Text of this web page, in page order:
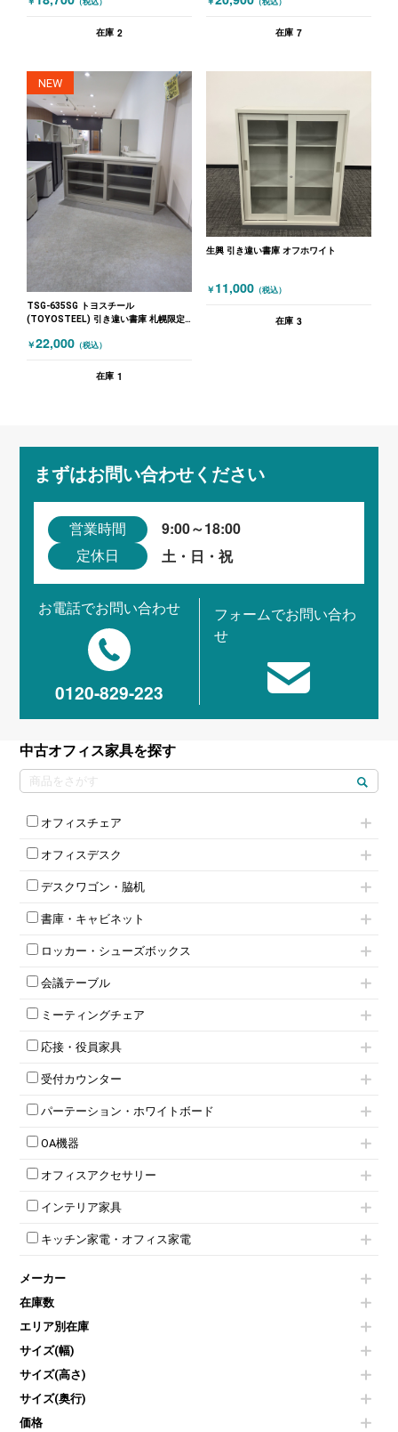
在庫 2 在庫 7
NEW
TSG-635SG トヨスチール
(TOYOSTEEL) 引き違い書庫 札幌限定
￥22,000 （税込）
在庫 1
生興 引き違い書庫 オフホワイト
￥ 11,000 （税込）
在庫 3
まずはお問い合わせください
営業時間 9:00～18:00
定休日 土・日・祝
お電話でお問い合わせ
0120-829-223
フォームでお問い合わ
せ
中古オフィス家具を探す
オフィスチェア
肘付きチェア
肘無しチェア
役員チェア
オフィスチェアその他
オフィスデスク
片袖机
フリーアドレスデスク（ベンチデスク）
昇降デスク
両袖机
デスクワゴン・脇机
インワゴン2段
インワゴン3段
脇机
書庫・キャビネット
ハイキャビネット
ローキャビネット
両開きキャビネット
上下連結キャビネット
軽量ラック（スチールラック）
収納家具その他
両開書庫
ラテラル書庫
ロッカー・シューズボックス
1人用ロッカー
2人用ロッカー
3人用ロッカー
5人用ロッカー
8人用ロッカー
多人数ロッカー
ダイヤル錠ロッカー
ダイヤル錠ロッカー
ワードローブ・クローゼット
会議テーブル
ミーティングテーブル
スタッキングテーブル
ネスティングテーブル
カウンターテーブル
T字脚テーブル
会議テーブルW1200～
会議テーブルW1800～
平行スタックテーブル
会議テーブルその他
ミーティングチェア
キャスター付きミーティングチェア
スタッキングミーティングチェア
テーブル付きミーティングチェア
折りたたみミーティングチェア
ハイチェア
ミーティングチェアその他
応接・役員家具
応接セット
応接ソファ
応接チェア
応接・役員家具その他
受付カウンター
ハイカウンター
ローカウンター
ラウンジカウンター
パーテーション・ホワイトボード
パーテーション
自立タイプパーテーション
パーテーションその他
壁掛けホワイトボード
ホワイトボードその他
OA機器
電話機（ビジネスフォン）
シュレッダー
スクリーン
その他OA機器
オフィスアクセサリー
チェア用台車
演台・講演台・演説台
防音パネル
コートハンガー・ポールハンガー
傘立て
食器棚・キッチンキャビネット
カタログスタンド
オフィスアクセサリーその他
インテリア家具
モールドチェア
ダイニングチェア
カウンターテーブル
センターテーブル・サイドテーブル
ベンチ・スツール
ソファ
シェルフ
ダストボックス（ゴミ箱）
インテリア家具その他
キッチン家電・オフィス家電
冷蔵庫・洗濯機
空気清浄機・加湿器
液晶テレビ・モニター類
エアコン
照明機器
掃除機
季節家電
メーカー
在庫数
エリア別在庫
サイズ(幅)
サイズ(高さ)
サイズ(奥行)
価格